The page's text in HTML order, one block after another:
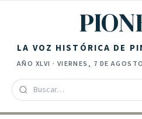
LA VOZ HISTÓRICA DE
AÑO XLVI · VIERNES, 7 DE AGOSTO